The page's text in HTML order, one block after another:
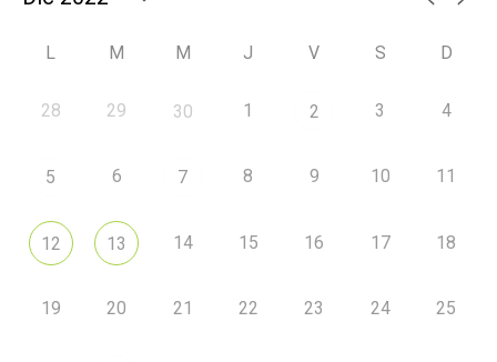
L M M J V S D
28 29 30 1 2 3 4
5 6 7 8 9 10 11
12 13 14 15 16 17 18
19 20 21 22 23 24 25